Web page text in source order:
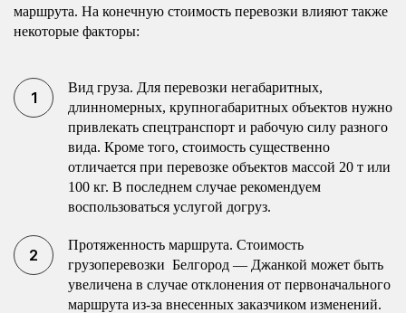
маршрута. На конечную стоимость перевозки влияют также
некоторые факторы:
Вид груза. Для перевозки негабаритных,
длинномерных, крупногабаритных объектов нужно
привлекать спецтранспорт и рабочую силу разного
вида. Кроме того, стоимость существенно
отличается при перевозке объектов массой 20 т или
100 кг. В последнем случае рекомендуем
воспользоваться услугой догруз.
Протяженность маршрута. Стоимость
грузоперевозки Белгород — Джанкой может быть
увеличена в случае отклонения от первоначального
маршрута из-за внесенных заказчиком изменений.